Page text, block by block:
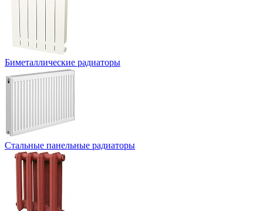
Биметаллические радиаторы
Стальные панельные радиаторы